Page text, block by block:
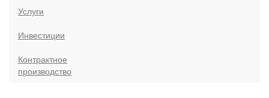
Услуги
Инвестиции
Контрактное
производство